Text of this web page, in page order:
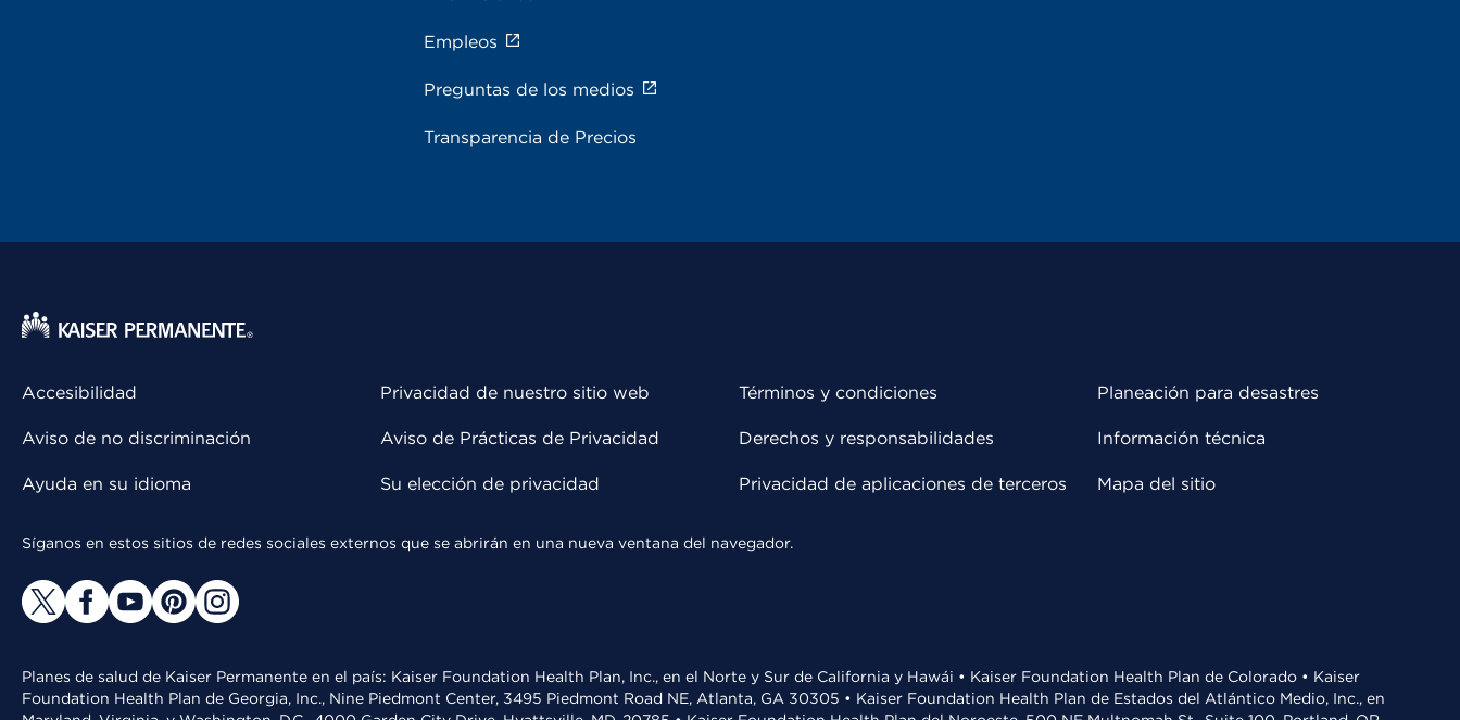
Empleos
Preguntas de los medios
Transparencia de Precios
Accesibilidad
Aviso de no discriminación
Ayuda en su idioma
Privacidad de nuestro sitio web
Aviso de Prácticas de Privacidad
Su elección de privacidad
Términos y condiciones
Derechos y responsabilidades
Privacidad de aplicaciones de terceros
Planeación para desastres
Información técnica
Mapa del sitio
Síganos en estos sitios de redes sociales externos que se abrirán en una nueva ventana del navegador.
Planes de salud de Kaiser Permanente en el país: Kaiser Foundation Health Plan, Inc., en el Norte y Sur de California y Hawái • Kaiser Foundation Health Plan de Colorado • Kaiser
Foundation Health Plan de Georgia, Inc., Nine Piedmont Center, 3495 Piedmont Road NE, Atlanta, GA 30305 • Kaiser Foundation Health Plan de Estados del Atlántico Medio, Inc., en